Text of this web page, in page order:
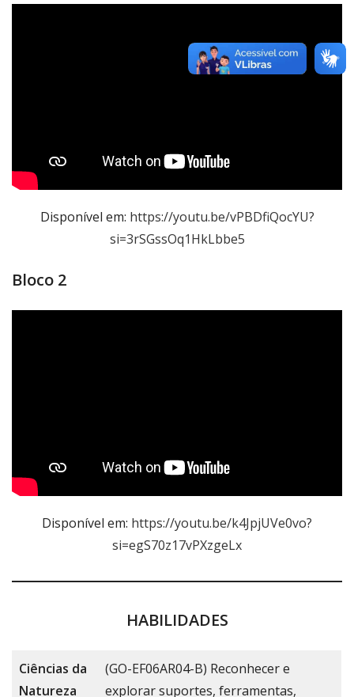
Disponível em: https://youtu.be/vPBDfiQocYU?
si=3rSGssOq1HkLbbe5
Bloco 2
Disponível em: https://youtu.be/k4JpjUVe0vo?
si=egS70z17vPXzgeLx
HABILIDADES
Ciências da
Natureza
(GO-EF06AR04-B) Reconhecer e
explorar suportes, ferramentas,